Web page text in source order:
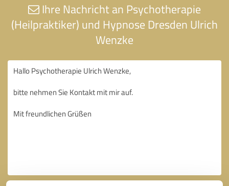
Ihre Nachricht an Psychotherapie
(Heilpraktiker) und Hypnose Dresden Ulrich
Wenzke